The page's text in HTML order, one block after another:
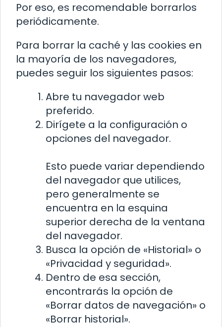
Por eso, es recomendable borrarlos
periódicamente.
Para borrar la caché y las cookies en
la mayoría de los navegadores,
puedes seguir los siguientes pasos:
Abre tu navegador web
preferido.
Dirígete a la configuración o
opciones del navegador.
Esto puede variar dependiendo
del navegador que utilices,
pero generalmente se
encuentra en la esquina
superior derecha de la ventana
del navegador.
Busca la opción de «Historial» o
«Privacidad y seguridad».
Dentro de esa sección,
encontrarás la opción de
«Borrar datos de navegación» o
«Borrar historial».